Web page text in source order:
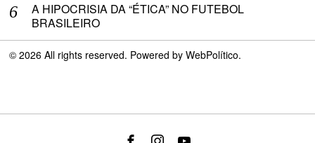
A HIPOCRISIA DA “ÉTICA” NO FUTEBOL
BRASILEIRO
©2026 All rights reserved. Powered byWebPolítico.